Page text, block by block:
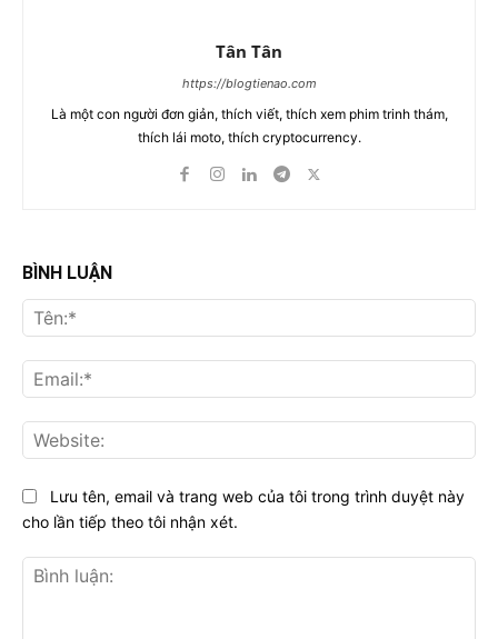
Tân Tân
https://blogtienao.com
Là một con người đơn giản, thích viết, thích xem phim trinh thám,
thích lái moto, thích cryptocurrency.
BÌNH LUẬN
Lưu tên, email và trang web của tôi trong trình duyệt này
cho lần tiếp theo tôi nhận xét.